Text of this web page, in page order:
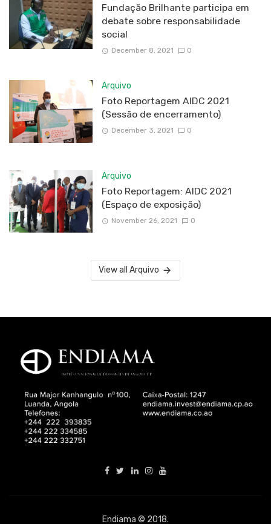
Fundação Brilhante participa em
debate sobre responsabilidade
social
December 8, 2021 0
Arquivo
Foto Reportagem AIDC 2021
(Sessão de encerramento)
December 3, 2021 0
Arquivo
Foto Reportagem: AIDC 2021
(Espaço de exposição)
November 26, 2021 0
View all Arquivo
Endiama © 2018.